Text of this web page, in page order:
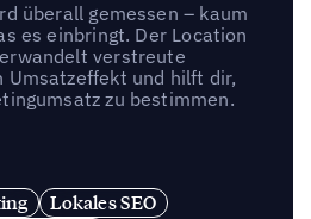
überall gemessen – kaum
es einbringt. Der Location
verstreute
Umsatzeffekt und hilft dir,
zu bestimmen.
Lokales SEO